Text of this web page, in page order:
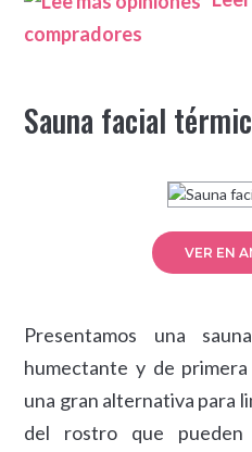
compradores
Sauna facial
VER EN
Presentamos una
humectante y de
una gran alternativa para
del rostro que pueden